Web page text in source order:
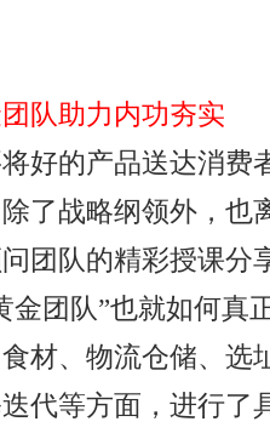
队助力内功夯实
好的产品送达消费
了战略纲领外，也
团队的精彩授课分
金团队”也就如何真
材、物流仓储、选
代等方面，进行了